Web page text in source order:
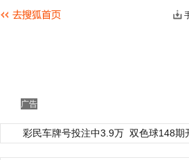
广告
彩民车牌号投注中3.9万 双色球148期